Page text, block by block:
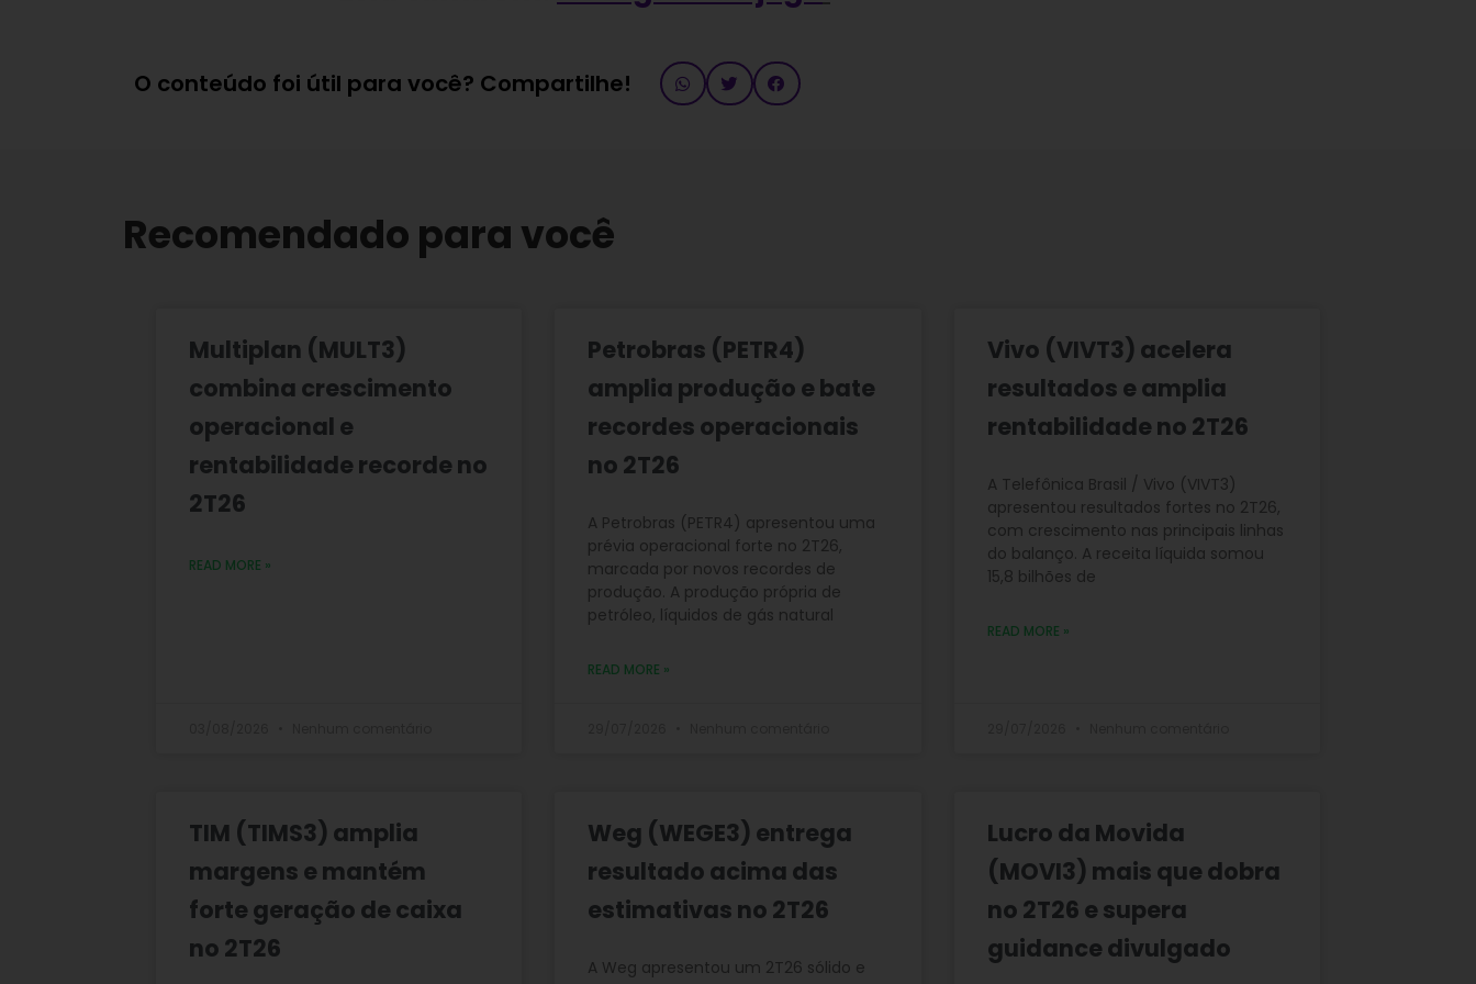
O conteúdo foi útil para você? Compartilhe!
Recomendado para você
Multiplan (MULT3)
combina crescimento
operacional e
rentabilidade recorde no
2T26
READ MORE »
Petrobras (PETR4)
amplia produção e bate
recordes operacionais
no 2T26
A Petrobras (PETR4) apresentou uma
prévia operacional forte no 2T26,
marcada por novos recordes de
produção. A produção própria de
petróleo, líquidos de gás natural
READ MORE »
Vivo (VIVT3) acelera
resultados e amplia
rentabilidade no 2T26
A Telefônica Brasil / Vivo (VIVT3)
apresentou resultados fortes no 2T26,
com crescimento nas principais linhas
do balanço. A receita líquida somou
15,8 bilhões de
READ MORE »
TIM (TIMS3) amplia
margens e mantém
forte geração de caixa
no 2T26
Weg (WEGE3) entrega
resultado acima das
estimativas no 2T26
A Weg apresentou um 2T26 sólido e
Lucro da Movida
(MOVI3) mais que dobra
no 2T26 e supera
guidance divulgado